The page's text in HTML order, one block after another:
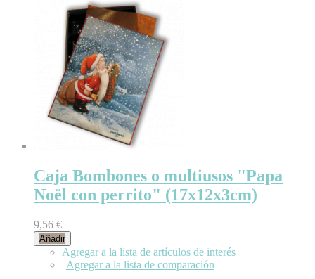
Caja Bombones o multiusos "Papa
Noël con perrito" (17x12x3cm)
9,56 €
Añadir
Agregar a la lista de artículos de interés
| Agregar a la lista de comparación